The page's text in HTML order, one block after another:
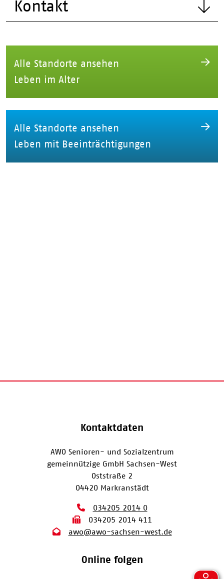
Kontakt
Alle Standorte ansehen
Leben im Alter
Alle Standorte ansehen
Leben mit Beeinträchtigungen
Kontaktdaten
AWO Senioren- und Sozialzentrum
gemeinnützige GmbH Sachsen-West
Oststraße 2
04420 Markranstädt
034205 2014 0
034205 2014 411
awo@awo-sachsen-west.de
Online folgen